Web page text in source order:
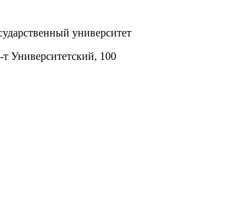
университет
Университетский, 100